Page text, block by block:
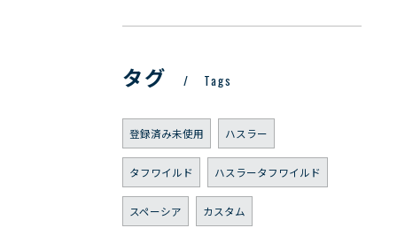
タグ Tags
登録済み未使用 ハスラー
タフワイルド ハスラータフワイルド
スペーシア カスタム